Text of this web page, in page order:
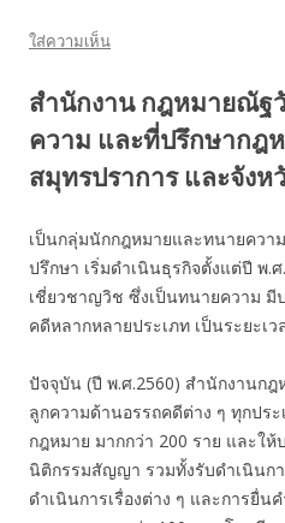
ใส่ความเห็น
สำนักงาน กฎหมายณัฐ
ความ และที่ปรึกษากฎ
สมุทรปราการ และจังห
เป็นกลุ่มนักกฎหมายและทนายควา
ปรึกษา เริ่มดำเนินธุรกิจตั้งแต่ปี พ
เชี่ยวชาญวิช ซึ่งเป็นทนายความ
คดีหลากหลายประเภท เป็นระยะเว
ปัจจุบัน (ปี พ.ศ.2560) สำนักงานก
ลูกความด้านอรรถคดีต่าง ๆ ทุกปร
กฎหมาย มากกว่า 200 ราย และใ
นิติกรรมสัญญา รวมทั้งรับดำเนินก
ดำเนินการเรื่องต่าง ๆ และการยื่